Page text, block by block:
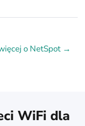
o NetSpot →
WiFi dla